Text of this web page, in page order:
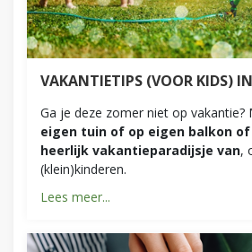
VAKANTIETIPS (VOOR KIDS)
Ga je deze zomer niet op vakantie?
eigen tuin of op eigen balkon
heerlijk vakantieparadijsje van,
(klein)kinderen.
Lees meer...